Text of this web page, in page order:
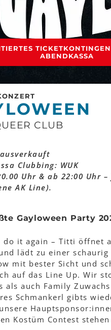
ABENDKASSA
CLUB
Clubbing: WUK
Uhr & ab 22:00 Uhr
AK Line).
Gayloween Party
do it again – Titti öffnet
lädt zu einer
mit bester Sicht und
auf das Line Up. Wir
als auch Family
Schmankerl gibts
Kostüm Contest